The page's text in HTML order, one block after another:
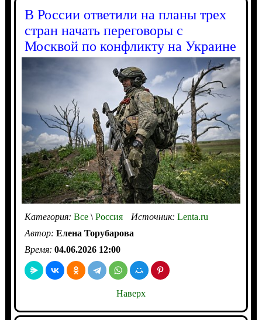
В России ответили на планы трех
стран начать переговоры с
Москвой по конфликту на Украине
Категория: Все\Россия Источник: Lenta.ru
Автор: Елена Торубарова
Время: 04.06.2026 12:00
Наверх